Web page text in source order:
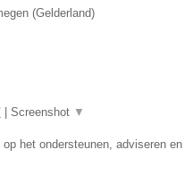
(Gelderland)
| Screenshot ▼
het ondersteunen, adviseren en